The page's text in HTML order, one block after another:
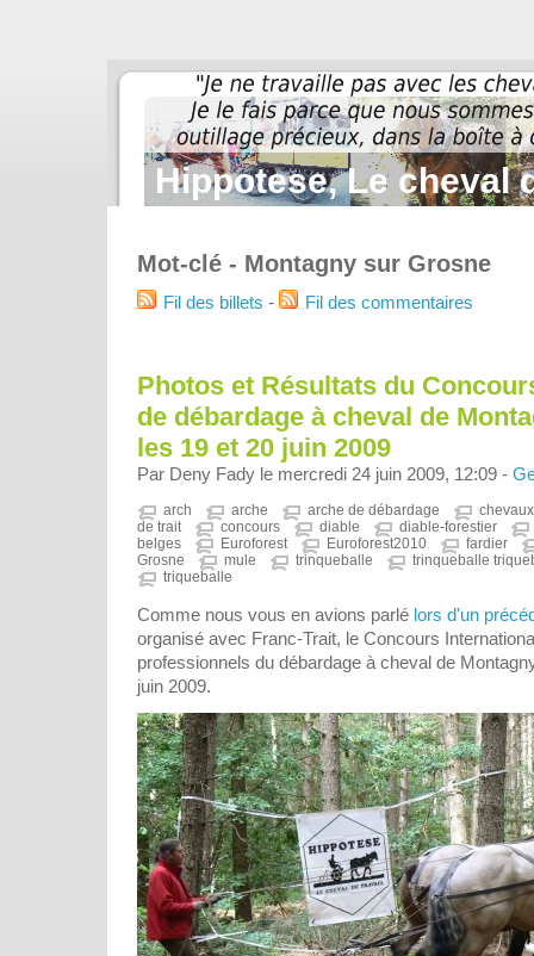
Hippotese, Le cheval
Mot-clé - Montagny sur Grosne
Fil des billets - Fil des commentaires
Photos et Résultats du
de débardage à cheval de
les 19 et 20 juin 2009
Par Deny Fady le mercredi 24 juin 2009, 12:09 -
arch arche arche de débardage
de trait
concours diable
diable-forestier
belges
Euroforest Euroforest2010
fardier
Grosne
mule trinqueballe
trinqueballe
triqueballe
Comme nous vous en avions parlé lors d'un
organisé avec Franc-Trait, le Concours
professionnels du débardage à cheval de
juin 2009.